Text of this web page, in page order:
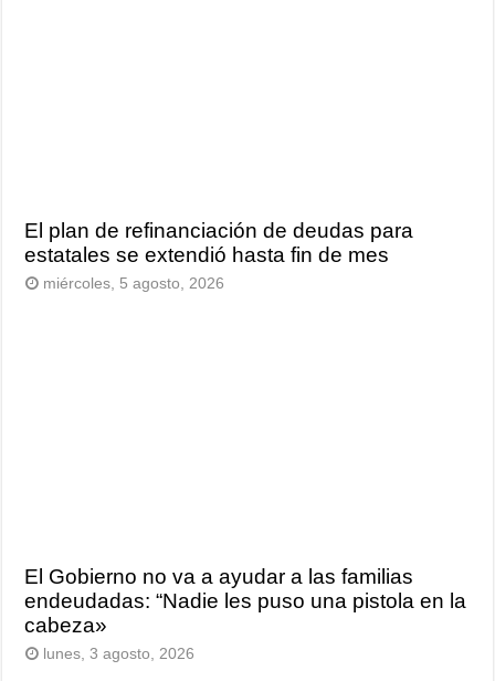
El plan de refinanciación de deudas para
estatales se extendió hasta fin de mes
miércoles, 5 agosto, 2026
El Gobierno no va a ayudar a las familias
endeudadas: “Nadie les puso una pistola en la
cabeza»
lunes, 3 agosto, 2026